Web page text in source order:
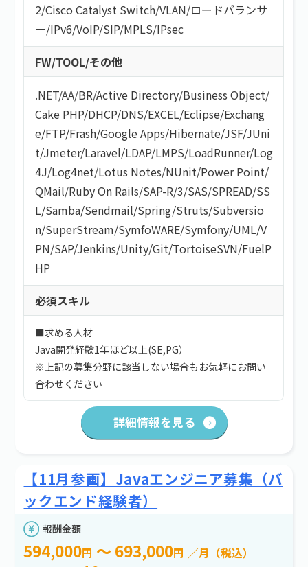
2/Cisco Catalyst Switch/VLAN/ロードバランサ
ー/IPv6/VoIP/SIP/MPLS/IPsec
FW/TOOL/その他
.NET/AA/BR/Active Directory/Business Object/
Cake PHP/DHCP/DNS/EXCEL/Eclipse/Exchang
e/FTP/Frash/Google Apps/Hibernate/JSF/JUni
t/Jmeter/Laravel/LDAP/LMPS/LoadRunner/Log
4J/Log4net/Lotus Notes/NUnit/Power Point/
QMail/Ruby On Rails/SAP-R/3/SAS/SPREAD/SS
L/Samba/Sendmail/Spring/Struts/Subversio
n/SuperStream/SymfoWARE/Symfony/UML/V
PN/SAP/Jenkins/Unity/Git/TortoiseSVN/FuelP
HP
必須スキル
■求める人材
Java開発経験1年ほど以上(SE,PG）
※上記の募集分野に該当しない場合もお気軽にお問い
合わせください
詳細情報を見る
【11月参画】Javaエンジニア募集（バ
ックエンド経験者）
報酬金額
594,000円 ～ 693,000円 ／月（税込）